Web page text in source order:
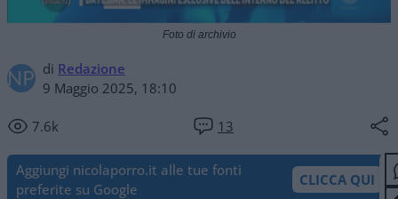
di Redazione
9 Maggio 2025, 18:10
7.6k 13
Foto di archivio
Aggiungi nicolaporro.it alle tue fonti
preferite su Google
CLICCA QUI